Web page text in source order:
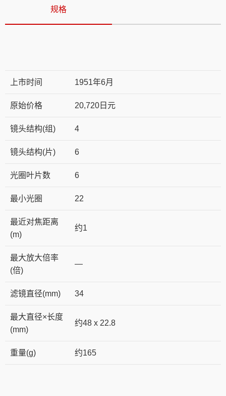
规格
上市时间 1951年6月
原始价格 20,720日元
镜头结构(组) 4
镜头结构(片) 6
光圈叶片数 6
最小光圈 22
最近对焦距离
(m)
约1
最大放大倍率
(倍)
—
滤镜直径(mm) 34
最大直径×长度
(mm)
约48 x 22.8
重量(g) 约165